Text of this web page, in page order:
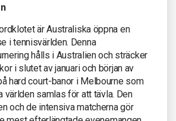
är Australiska öppna en
i tennisvärlden. Denna
hålls i Australien och sträcker
i slutet av januari och början av
hard court-banor i Melbourne som
världen samlas för att tävla. Den
och de intensiva matcherna gör